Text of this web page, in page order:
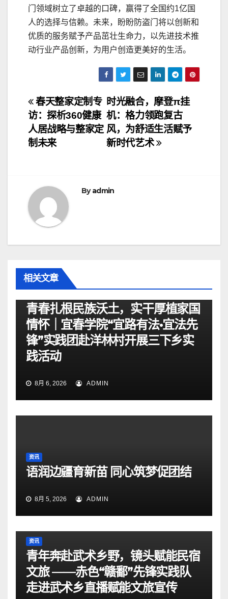
门领域树立了卓越的口碑，赢得了全国约1亿国
人的选择与信赖。未来，盼盼防盗门将以创新和
优质的服务赋予产品茁壮生命力，以先进技术推
动行业产品创新，为用户创造更美好的生活。
文
章
导
时光融合，摩登π挂
机：格力领跑复古
风，为舒适生活赋予
新时代艺术
春天整家定制专
访：探析360健康
人居战略与整家定
制未来
Byadmin
相关文章
青春扎根民族沃土，实干厚植家国
情怀｜宜春学院“宜路有法•宜法先
锋”实践团赴洋林村开展三下乡实
践活动
8月 6, 2026 ADMIN
资讯
语润边疆育新苗 同心筑梦促团结
8月 5, 2026 ADMIN
资讯
青年奔赴武术乡野，镜头赋能民宿
文旅 ——赤色“赣鄱”先锋实践队
走进武术乡直播赋能文旅宣传